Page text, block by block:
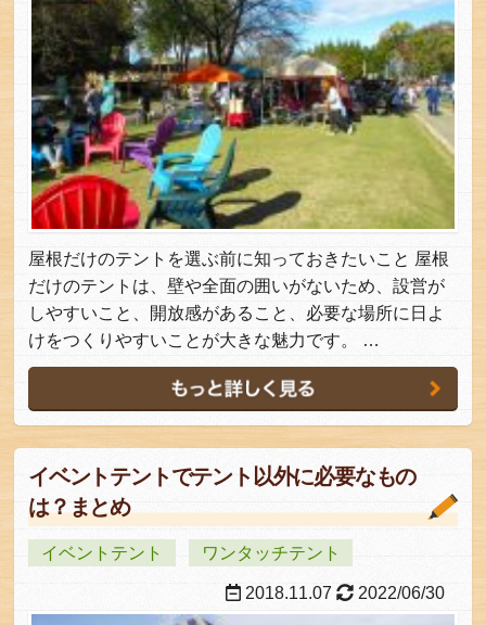
屋根だけのテントを選ぶ前に知っておきたいこと 屋根
だけのテントは、壁や全面の囲いがないため、設営が
しやすいこと、開放感があること、必要な場所に日よ
けをつくりやすいことが大きな魅力です。 …
イベントテントでテント以外に必要なもの
は？まとめ
イベントテント ワンタッチテント
2018.11.07 2022/06/30